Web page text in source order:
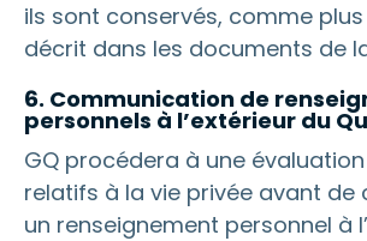
ils sont conservés, comme
décrit dans les documents de
6. Communication de
personnels à l’extérieur du
GQ procédera à une
relatifs à la vie privée avant de
un renseignement personnel à